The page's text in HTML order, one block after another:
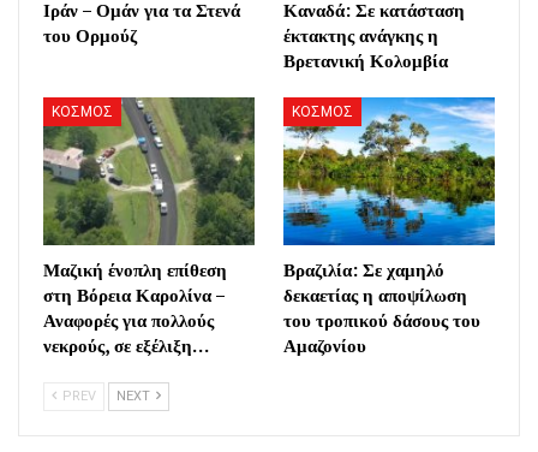
Ιράν – Ομάν για τα Στενά
του Ορμούζ
Καναδά: Σε κατάσταση
έκτακτης ανάγκης η
Βρετανική Κολομβία
ΚΟΣΜΟΣ
Μαζική ένοπλη επίθεση
στη Βόρεια Καρολίνα –
Αναφορές για πολλούς
νεκρούς, σε εξέλιξη…
ΚΟΣΜΟΣ
Βραζιλία: Σε χαμηλό
δεκαετίας η αποψίλωση
του τροπικού δάσους του
Αμαζονίου
PREV NEXT